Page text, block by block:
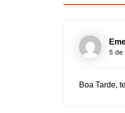
5 de
Boa Tarde,